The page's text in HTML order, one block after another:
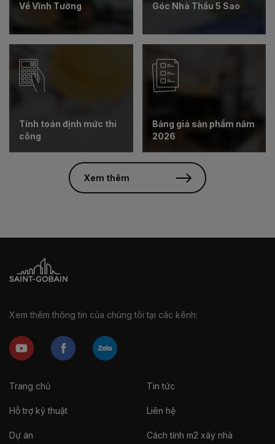
Về Vĩnh Tường Góc Nhà Thầu 5 Sao
Tính toán định mức thi
công
Bảng giá sản phẩm năm
2026
Xem thêm
Xem thêm thông tin của chúng tôi tại các kênh:
Trang chủ
Hỗ trợ kỹ thuật
Dự án
Tin tức
Liên hệ
Cách tính m2 xây nhà